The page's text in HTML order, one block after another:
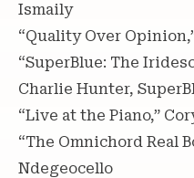
Ismaily
“Quality Over
“SuperBlue: The
Charlie Hunter,
“Live at the Piano,”
“The Omnichord Real
Ndegeocello